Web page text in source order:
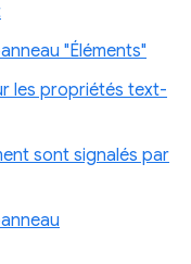
"Éléments"
les propriétés text-
sont signalés par